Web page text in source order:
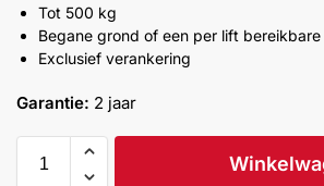
Help &
service
Tot 500 kg
Begane grond of een per lift
Exclusief verankering
Garantie: 2 jaar